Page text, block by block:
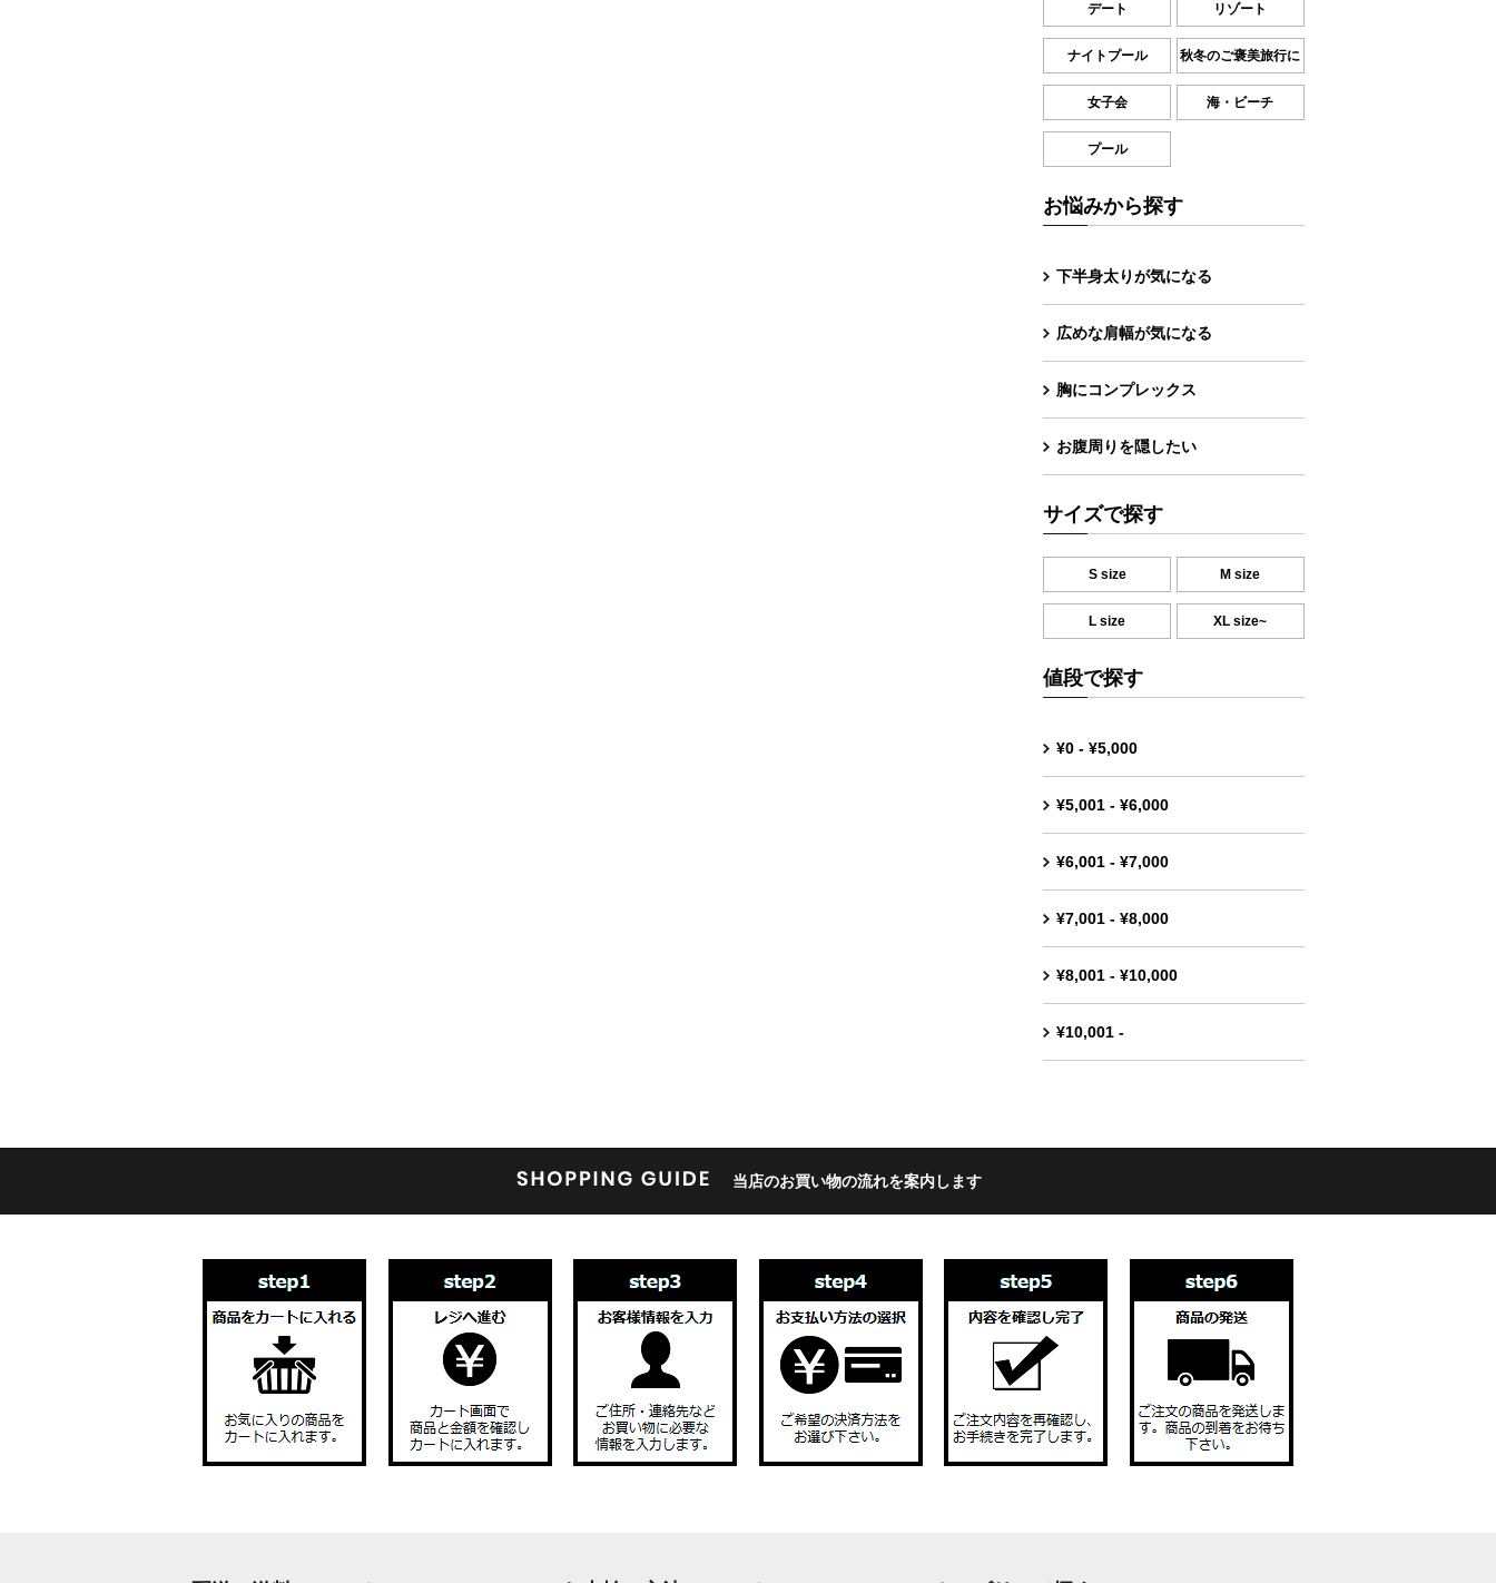
デート リゾート
ナイトプール 秋冬のご褒美旅行に
女子会 海・ビーチ
プール
お悩みから探す
下半身太りが気になる
広めな肩幅が気になる
胸にコンプレックス
お腹周りを隠したい
サイズで探す
S size M size
L size XL size~
値段で探す
¥0 - ¥5,000
¥5,001 - ¥6,000
¥6,001 - ¥7,000
¥7,001 - ¥8,000
¥8,001 - ¥10,000
¥10,001 -
当店のお買い物の流れを案内します